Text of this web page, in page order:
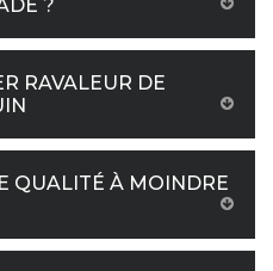
?
RAVALEUR DE
QUALITÉ À MOINDRE